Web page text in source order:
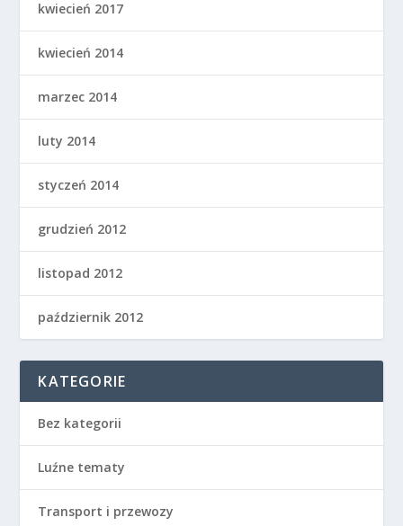
kwiecień 2017
kwiecień 2014
marzec 2014
luty 2014
styczeń 2014
grudzień 2012
listopad 2012
październik 2012
KATEGORIE
Bez kategorii
Luźne tematy
Transport i przewozy